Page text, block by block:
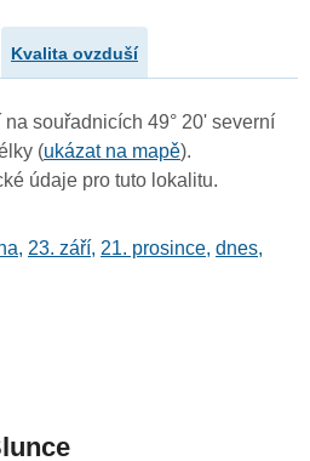
Kvalita ovzduší
souřadnicích 49° 20' severní
(ukázat na mapě).
údaje pro tuto lokalitu.
, 23. září, 21. prosince, dnes,